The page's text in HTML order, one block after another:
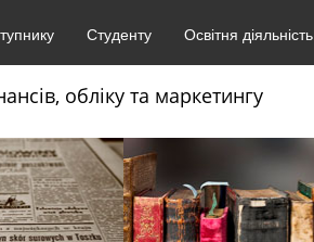
Студенту Освітня діяльність
обліку та маркетингу